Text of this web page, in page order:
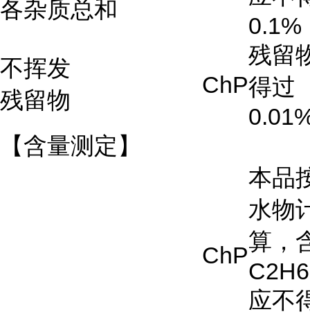
各杂质总和
0.1%
不挥发
残留物
ChP
残留
得过
【含量测定】
ChP
本品
水物
算，
C2H6
应不